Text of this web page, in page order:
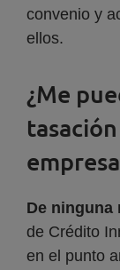
convenio y
ellos.
¿Me
De ninguna
de Crédito
en el punto